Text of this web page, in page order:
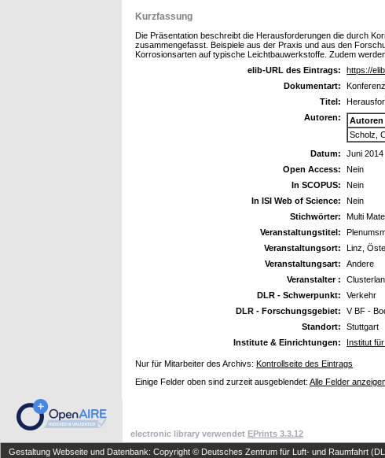
Kurzfassung
Die Präsentation beschreibt die Herausforderungen die durch
zusammengefasst. Beispiele aus der Praxis und aus den
Korrosionsarten auf typische Leichtbauwerkstoffe. Zudem
elib-URL des Eintrags:
https://
Dokumentart:
Titel:
Autoren:
Autoren
Scholz,
Datum:
Juni 2014
Open Access:
Nein
In SCOPUS:
Nein
In ISI Web of Science:
Nein
Stichwörter:
Multi
Veranstaltungstitel:
Veranstaltungsort:
Linz,
Veranstaltungsart:
Andere
Veranstalter :
DLR - Schwerpunkt:
Verkehr
DLR - Forschungsgebiet:
V BF -
Standort:
Stuttgart
Institute & Einrichtungen:
Institut
Nur für Mitarbeiter des Archivs: Kontrollseite des Eintrags
Einige Felder oben sind zurzeit ausgeblendet: Alle Felder
electronic library verwendet EPrints 3.3.12
Gestaltung Webseite und Datenbank: Copyright © Deutsches Zentrum für Luft- und Raumfahrt